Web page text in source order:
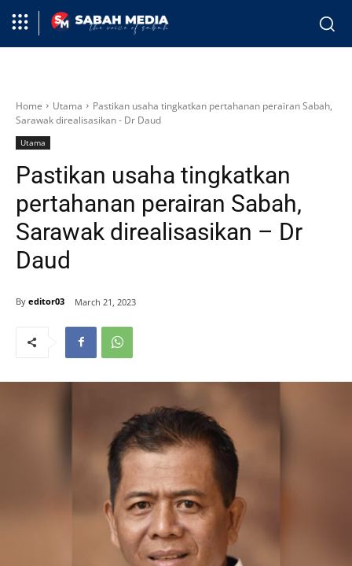
Home Utama
Pastikan usaha tingkatkan pertahanan perairan Sabah,
Sarawak direalisasikan - Dr Daud
Utama
Pastikan usaha tingkatkan
pertahanan perairan Sabah,
Sarawak direalisasikan – Dr
Daud
By editor03 March 21, 2023